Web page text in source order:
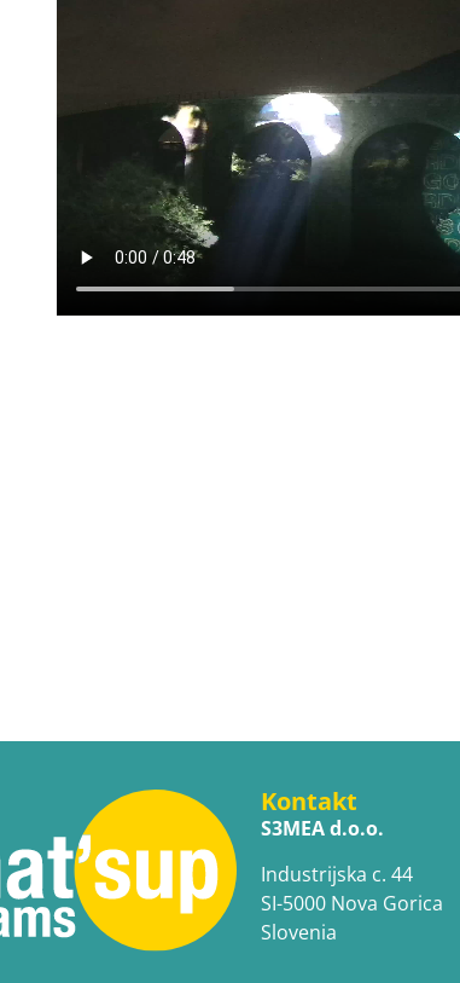
Kontakt
S3MEA d.o.o.
Industrijska c. 44
SI-5000 Nova Gorica
Slovenia